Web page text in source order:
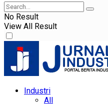
No Result
View All Result
Industri
All